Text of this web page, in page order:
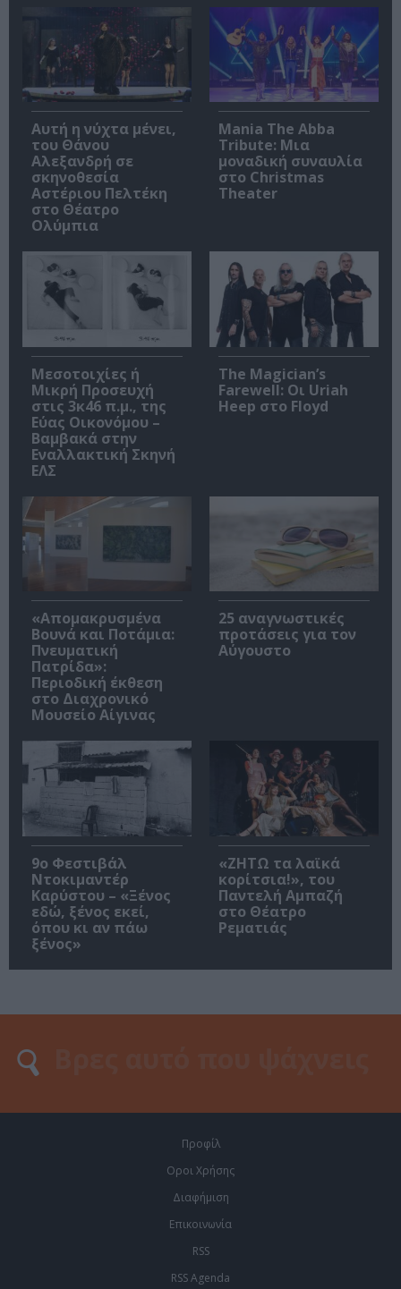
Αυτή η νύχτα μένει,
του Θάνου
Αλεξανδρή σε
σκηνοθεσία
Αστέριου Πελτέκη
στο Θέατρο
Ολύμπια
Mania The Abba
Tribute: Μια
μοναδική συναυλία
στο Christmas
Theater
Μεσοτοιχίες ή
Μικρή Προσευχή
στις 3κ46 π.μ., της
Εύας Οικονόμου –
Βαμβακά στην
Εναλλακτική Σκηνή
ΕΛΣ
The Magician’s
Farewell: Οι Uriah
Heep στο Floyd
«Απομακρυσμένα
Βουνά και Ποτάμια:
Πνευματική
Πατρίδα»:
Περιοδική έκθεση
στο Διαχρονικό
Μουσείο Αίγινας
25 αναγνωστικές
προτάσεις για τον
Αύγουστο
9ο Φεστιβάλ
Ντοκιμαντέρ
Καρύστου – «Ξένος
εδώ, ξένος εκεί,
όπου κι αν πάω
ξένος»
«ΖΗΤΩ τα λαϊκά
κορίτσια!», του
Παντελή Αμπαζή
στο Θέατρο
Ρεματιάς
Προφίλ
Οροι Χρήσης
Διαφήμιση
Επικοινωνία
RSS
RSS Agenda